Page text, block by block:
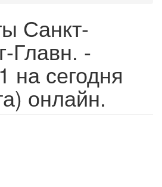
Санкт-
Главн. -
на сегодня
онлайн.